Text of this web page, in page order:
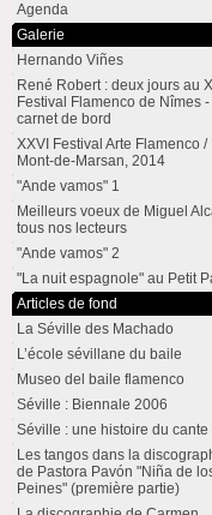
Agenda
Galerie
Hernando Viñes
René Robert : deux jours au
Festival Flamenco de Nîmes -
carnet de bord
XXVI Festival Arte Flamenco /
Mont-de-Marsan, 2014
"Ande vamos" 1
Meilleurs voeux de Miguel
tous nos lecteurs
"Ande vamos" 2
"La nuit espagnole" au Petit
Articles de fond
La Séville des Machado
L’école sévillane du baile
Museo del baile flamenco
Séville : Biennale 2006
Séville : une histoire du cante
Les tangos dans la
de Pastora Pavón "Niña de
Peines" (première partie)